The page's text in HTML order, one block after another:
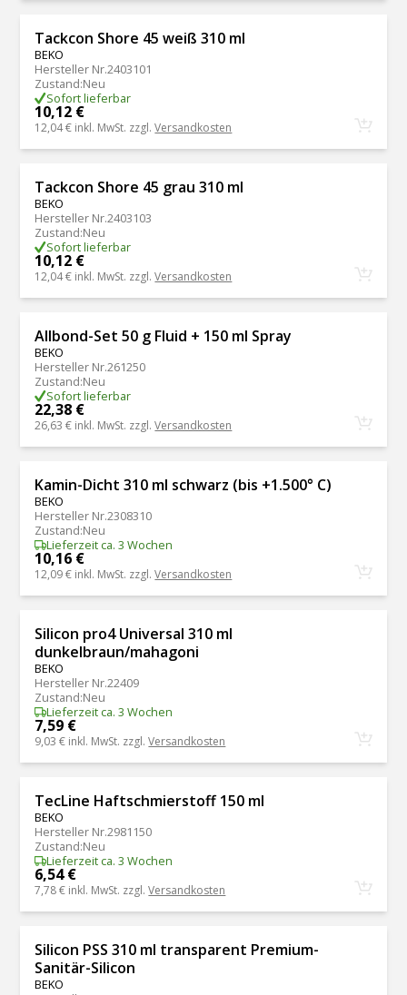
Tackcon Shore 45 weiß 310 ml
BEKO
Hersteller Nr.2403101
Zustand:Neu
Sofort lieferbar
10,12 €
12,04 € inkl. MwSt. zzgl.Versandkosten
Tackcon Shore 45 grau 310 ml
BEKO
Hersteller Nr.2403103
Zustand:Neu
Sofort lieferbar
10,12 €
12,04 € inkl. MwSt. zzgl.Versandkosten
Allbond-Set 50 g Fluid + 150 ml Spray
BEKO
Hersteller Nr.261250
Zustand:Neu
Sofort lieferbar
22,38 €
26,63 € inkl. MwSt. zzgl.Versandkosten
Kamin-Dicht 310 ml schwarz (bis +1.500° C)
BEKO
Hersteller Nr.2308310
Zustand:Neu
Lieferzeit ca. 3 Wochen
10,16 €
12,09 € inkl. MwSt. zzgl.Versandkosten
Silicon pro4 Universal 310 ml
dunkelbraun/mahagoni
BEKO
Hersteller Nr.22409
Zustand:Neu
Lieferzeit ca. 3 Wochen
7,59 €
9,03 € inkl. MwSt. zzgl.Versandkosten
TecLine Haftschmierstoff 150 ml
BEKO
Hersteller Nr.2981150
Zustand:Neu
Lieferzeit ca. 3 Wochen
6,54 €
7,78 € inkl. MwSt. zzgl.Versandkosten
Silicon PSS 310 ml transparent Premium-
Sanitär-Silicon
BEKO